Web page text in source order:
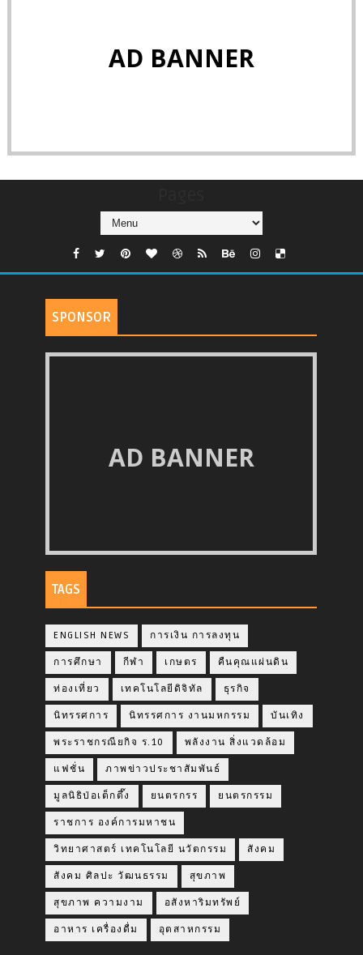
AD BANNER
SPONSOR
AD BANNER
TAGS
ENGLISH NEWS การเงิน การลงทุน
การศึกษา กีฬา เกษตร คืนคุณแผ่นดิน
ท่องเที่ยว เทคโนโลยีดิจิทัล ธุรกิจ
นิทรรศการ นิทรรศการ งานมหกรรม บันเทิง
พระราชกรณียกิจ ร.10 พลังงาน สิ่งแวดล้อม
แฟชั่น ภาพข่าวประชาสัมพันธ์
มูลนิธิป่อเต็กตึ๊ง ยนตรกรร ยนตรกรรม
ราชการ องค์การมหาชน
วิทยาศาสตร์ เทคโนโลยี นวัตกรรม สังคม
สังคม ศิลปะ วัฒนธรรม สุขภาพ
สุขภาพ ความงาม อสังหาริมทรัพย์
อาหาร เครื่องดื่ม อุตสาหกรรม